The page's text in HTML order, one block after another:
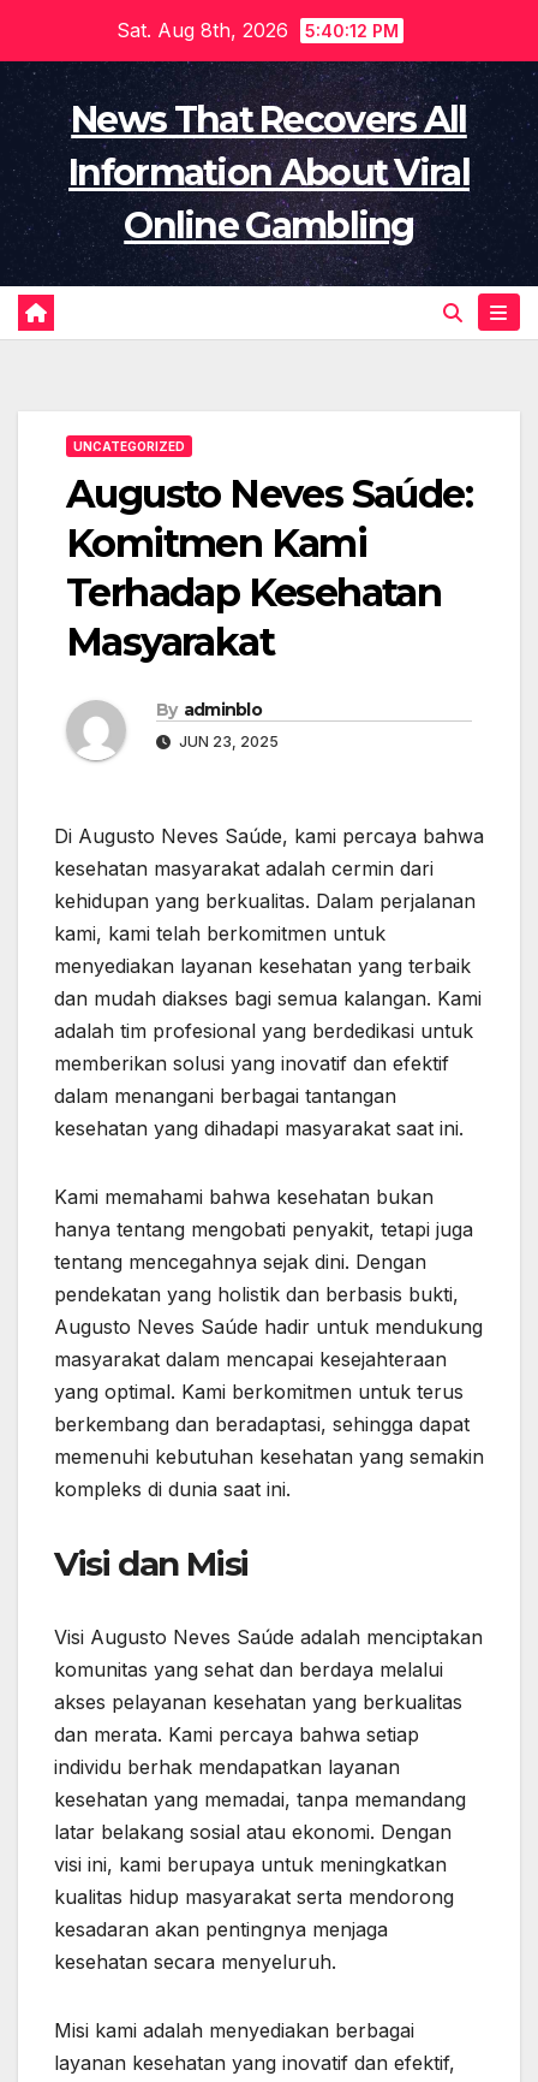
content
Sat. Aug 8th, 2026 5:40:12 PM
News That Recovers All
Information About Viral
Online Gambling
UNCATEGORIZED
Augusto Neves Saúde:
Komitmen Kami
Terhadap Kesehatan
Masyarakat
By adminblo
JUN 23, 2025
Di Augusto Neves Saúde, kami percaya bahwa
kesehatan masyarakat adalah cermin dari
kehidupan yang berkualitas. Dalam perjalanan
kami, kami telah berkomitmen untuk
menyediakan layanan kesehatan yang terbaik
dan mudah diakses bagi semua kalangan. Kami
adalah tim profesional yang berdedikasi untuk
memberikan solusi yang inovatif dan efektif
dalam menangani berbagai tantangan
kesehatan yang dihadapi masyarakat saat ini.
Kami memahami bahwa kesehatan bukan
hanya tentang mengobati penyakit, tetapi juga
tentang mencegahnya sejak dini. Dengan
pendekatan yang holistik dan berbasis bukti,
Augusto Neves Saúde hadir untuk mendukung
masyarakat dalam mencapai kesejahteraan
yang optimal. Kami berkomitmen untuk terus
berkembang dan beradaptasi, sehingga dapat
memenuhi kebutuhan kesehatan yang semakin
kompleks di dunia saat ini.
Visi dan Misi
Visi Augusto Neves Saúde adalah menciptakan
komunitas yang sehat dan berdaya melalui
akses pelayanan kesehatan yang berkualitas
dan merata. Kami percaya bahwa setiap
individu berhak mendapatkan layanan
kesehatan yang memadai, tanpa memandang
latar belakang sosial atau ekonomi. Dengan
visi ini, kami berupaya untuk meningkatkan
kualitas hidup masyarakat serta mendorong
kesadaran akan pentingnya menjaga
kesehatan secara menyeluruh.
Misi kami adalah menyediakan berbagai
layanan kesehatan yang inovatif dan efektif,